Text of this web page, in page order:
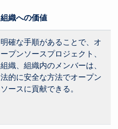
組織への価値
明確な手順があることで、オ
ープンソースプロジェクト、
組織、組織内のメンバーは、
法的に安全な方法でオープン
ソースに貢献できる。